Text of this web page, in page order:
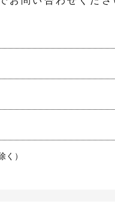
が地域への愛着や誇りを感
、こちらの使い道（使い道
さい。
）